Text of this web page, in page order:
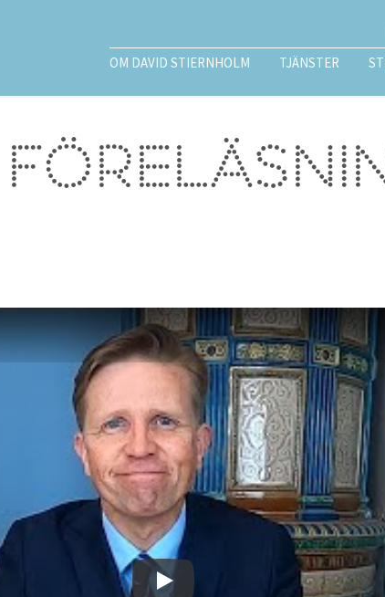
OM DAVID STIERNHOLM TJÄNSTER
Spela upp